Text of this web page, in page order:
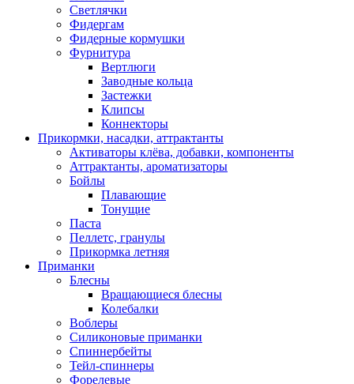
Светлячки
Фидергам
Фидерные кормушки
Фурнитура
Вертлюги
Заводные кольца
Застежки
Клипсы
Коннекторы
Прикормки, насадки, аттрактанты
Активаторы клёва, добавки, компоненты
Аттрактанты, ароматизаторы
Бойлы
Плавающие
Тонущие
Паста
Пеллетс, гранулы
Прикормка летняя
Приманки
Блесны
Вращающиеся блесны
Колебалки
Воблеры
Силиконовые приманки
Спиннербейты
Тейл-спиннеры
Форелевые